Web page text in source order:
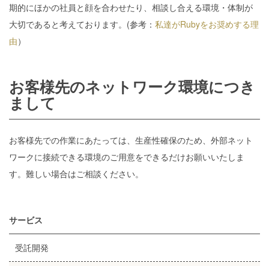
期的にほかの社員と顔を合わせたり、相談し合える環境・体制が
大切であると考えております。(参考： 私達がRubyをお奨めする理
由）
お客様先のネットワーク環境につき
まして
お客様先での作業にあたっては、生産性確保のため、外部ネット
ワークに接続できる環境のご用意をできるだけお願いいたしま
す。難しい場合はご相談ください。
サービス
受託開発